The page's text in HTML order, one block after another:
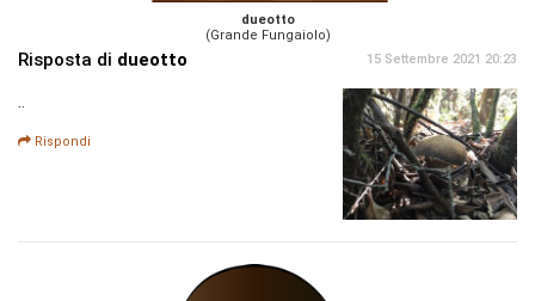
dueotto
(Grande Fungaiolo)
Risposta di dueotto 15 Settembre 2021 20:23
..
Rispondi